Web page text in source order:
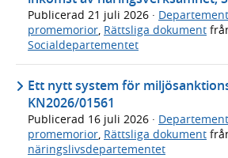
Publicerad 21 juli 2026 ·
promemorior, Rättsliga dokument
Socialdepartementet
Ett nytt system för
KN2026/01561
Publicerad 16 juli 2026 ·
promemorior, Rättsliga dokument
näringslivsdepartementet